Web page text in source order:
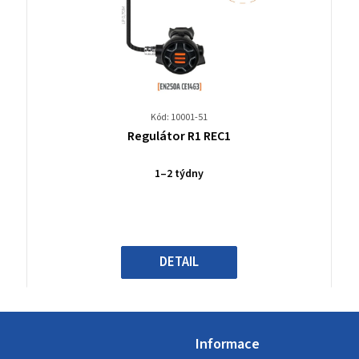
Kód: 10001-51
Průměrné
produktu
hvězdiček.
Regulátor R1 REC1
1–2 týdny
DETAIL
Informace